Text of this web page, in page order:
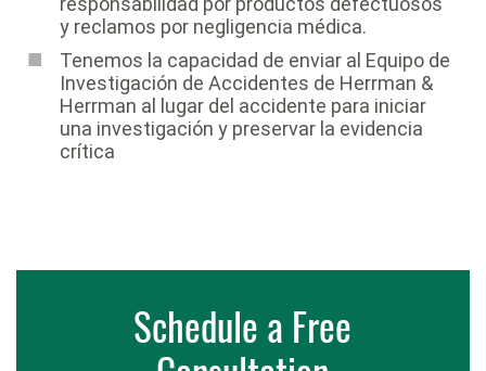
y reclamos por negligencia médica.
Tenemos la capacidad de enviar al Equipo de
Investigación de Accidentes de Herrman &
Herrman al lugar del accidente para iniciar
una investigación y preservar la evidencia
crítica
Schedule a Free